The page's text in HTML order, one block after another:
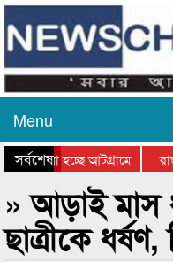
Menu
সর্বশেষ
যাওয়া হচ্ছে আটগ্রামে
পুরস্কার বিতরণ সম্পন্ন
» আড়াই মাস
ছাত্রীকে ধর্ষণ,